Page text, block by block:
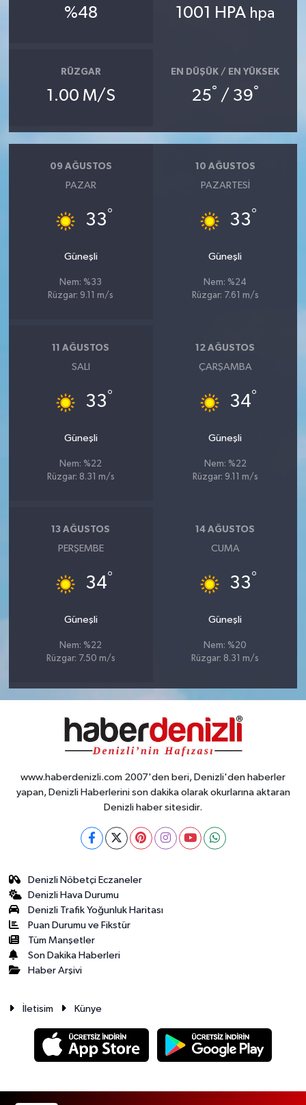
%48 1001 HPA hpa
RÜZGAR
1.00 M/S
EN DÜŞÜK / EN YÜKSEK
25° / 39°
09 AĞUSTOS
PAZAR
33°
Güneşli
Nem: %33
Rüzgar: 9.11 m/s
10 AĞUSTOS
PAZARTESI
33°
Güneşli
Nem: %24
Rüzgar: 7.61 m/s
11 AĞUSTOS
SALI
33°
Güneşli
Nem: %22
Rüzgar: 8.31 m/s
12 AĞUSTOS
ÇARŞAMBA
34°
Güneşli
Nem: %22
Rüzgar: 9.11 m/s
13 AĞUSTOS
PERŞEMBE
34°
Güneşli
Nem: %22
Rüzgar: 7.50 m/s
14 AĞUSTOS
CUMA
33°
Güneşli
Nem: %20
Rüzgar: 8.31 m/s
www.haberdenizli.com 2007'den beri, Denizli'den haberler
yapan, Denizli Haberlerini son dakika olarak okurlarına aktaran
Denizli haber sitesidir.
Denizli Nöbetçi Eczaneler
Denizli Hava Durumu
Denizli Trafik Yoğunluk Haritası
Puan Durumu ve Fikstür
Tüm Manşetler
Son Dakika Haberleri
Haber Arşivi
İletisim Künye